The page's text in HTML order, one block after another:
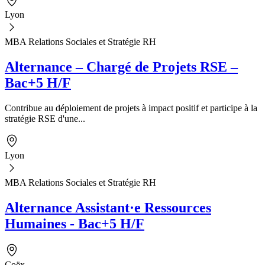
Lyon
MBA Relations Sociales et Stratégie RH
Alternance – Chargé de Projets RSE –
Bac+5 H/F
Contribue au déploiement de projets à impact positif et participe à la
stratégie RSE d'une...
Lyon
MBA Relations Sociales et Stratégie RH
Alternance Assistant·e Ressources
Humaines - Bac+5 H/F